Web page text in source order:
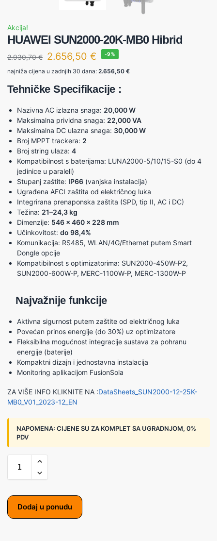
Akcija!
HUAWEI SUN2000-20K-MB0 Hibrid
2.930,70€ 2.656,50 € -9%
najniža cijena u zadnjih 30 dana: 2.656,50 €
Tehničke Specifikacije :
Nazivna AC izlazna snaga: 20,000 W
Maksimalna prividna snaga: 22,000 VA
Maksimalna DC ulazna snaga: 30,000 W
Broj MPPT trackera: 2
Broj string ulaza: 4
Kompatibilnost s baterijama: LUNA2000-5/10/15-S0 (do 4
jedinice u paraleli)
Stupanj zaštite: IP66 (vanjska instalacija)
Ugrađena AFCI zaštita od električnog luka
Integrirana prenaponska zaštita (SPD, tip II, AC i DC)
Težina: 21–24,3 kg
Dimenzije: 546 x 460 x 228 mm
Učinkovitost: do 98,4%
Komunikacija: RS485, WLAN/4G/Ethernet putem Smart
Dongle opcije
Kompatibilnost s optimizatorima: SUN2000-450W-P2,
SUN2000-600W-P, MERC-1100W-P, MERC-1300W-P
Najvažnije funkcije
Aktivna sigurnost putem zaštite od električnog luka
Povećan prinos energije (do 30%) uz optimizatore
Fleksibilna mogućnost integracije sustava za pohranu
energije (baterije)
Kompaktni dizajn i jednostavna instalacija
Monitoring aplikacijom FusionSola
ZA VIŠE INFO KLIKNITE NA :DataSheets_SUN2000-12-25K-
MB0_V01_2023-12_EN
NAPOMENA: CIJENE SU ZA KOMPLET SA UGRADNJOM, 0%
PDV
Dodaj u ponudu